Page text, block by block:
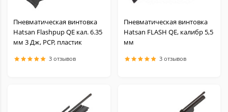
Пневматическая винтовка
Hatsan Flashpup QE кал. 6.35
мм 3 Дж, PCP, пластик
3 отзывов
Пневматическая винтовка
Hatsan FLASH QE, калибр 5,5
мм
3 отзывов